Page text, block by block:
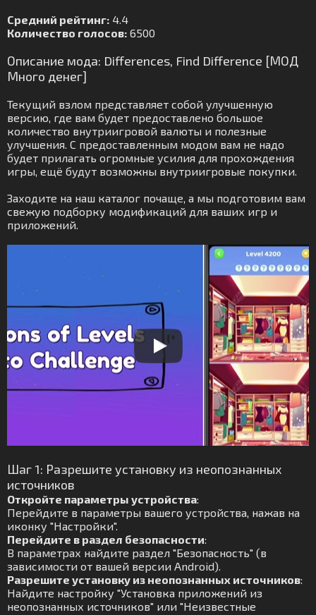
Средний рейтинг: 4.4
Количество голосов: 6500
Описание мода: Differences, Find Difference [МОД
Много денег]
Текущий взлом представляет собой улучшенную
версию, где вам будет предоставлено большое
количество внутриигровой валюты и полезные
улучшения. С предоставленным модом вам не надо
будет прилагать огромные усилия для прохождения
игры, ещё будут возможны внутриигровые покупки.
Заходите на наш каталог почаще, а мы подготовим вам
свежую подборку модификаций для ваших игр и
приложений.
Шаг 1: Разрешите установку из неопознанных
источников
Откройте параметры устройства:
Перейдите в параметры вашего устройства, нажав на
иконку "Настройки".
Перейдите в раздел безопасности:
В параметрах найдите раздел "Безопасность" (в
зависимости от вашей версии Android).
Разрешите установку из неопознанных источников:
Найдите настройку "Установка приложений из
неопознанных источников" или "Неизвестные